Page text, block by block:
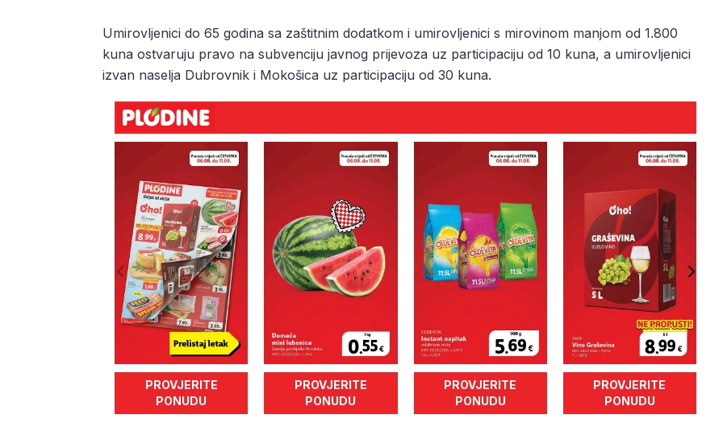
Umirovljenici do 65 godina sa zaštitnim dodatkom i umirovljenici s mirovinom manjom od 1.800
kuna ostvaruju pravo na subvenciju javnog prijevoza uz participaciju od 10 kuna, a umirovljenici
izvan naselja Dubrovnik i Mokošica uz participaciju od 30 kuna.
PROVJERITE
PONUDU
PROVJERITE
PONUDU
PROVJERITE
PONUDU
PROVJERITE
PONUDU